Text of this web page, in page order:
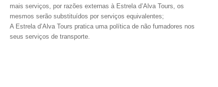
mais serviços, por razões externas à Estrela d’Alva Tours, os
mesmos serão substituídos por serviços equivalentes;
A Estrela d’Alva Tours pratica uma política de não fumadores nos
seus serviços de transporte.